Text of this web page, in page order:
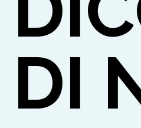
DI